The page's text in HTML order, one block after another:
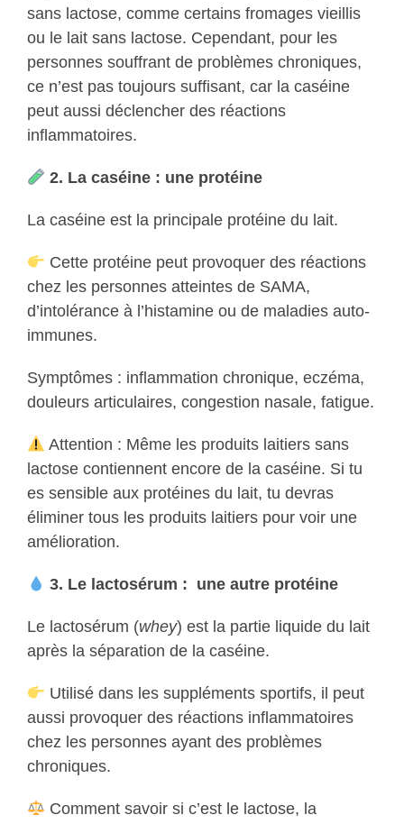
sans lactose, comme certains fromages vieillis
ou le lait sans lactose. Cependant, pour les
personnes souffrant de problèmes chroniques,
ce n’est pas toujours suffisant, car la caséine
peut aussi déclencher des réactions
inflammatoires.
2. La caséine : une protéine
La caséine est la principale protéine du lait.
Cette protéine peut provoquer des réactions
chez les personnes atteintes de SAMA,
d’intolérance à l’histamine ou de maladies auto-
immunes.
Symptômes : inflammation chronique, eczéma,
douleurs articulaires, congestion nasale, fatigue.
Attention : Même les produits laitiers sans
lactose contiennent encore de la caséine. Si tu
es sensible aux protéines du lait, tu devras
éliminer tous les produits laitiers pour voir une
amélioration.
3. Le lactosérum : une autre protéine
Le lactosérum (whey) est la partie liquide du lait
après la séparation de la caséine.
Utilisé dans les suppléments sportifs, il peut
aussi provoquer des réactions inflammatoires
chez les personnes ayant des problèmes
chroniques.
Comment savoir si c’est le lactose, la